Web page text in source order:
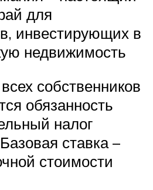
для
инвестирующих в
недвижимость
собственников
обязанность
налог
ставка –
стоимости